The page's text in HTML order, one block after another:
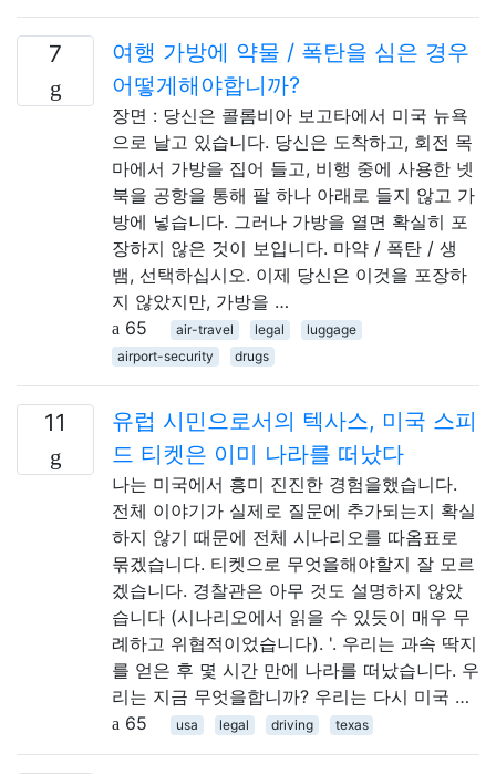
7
여행 가방에 약물 / 폭탄을 심은 경우
어떻게해야합니까?
장면 : 당신은 콜롬비아 보고타에서 미국 뉴욕
으로 날고 있습니다. 당신은 도착하고, 회전 목
마에서 가방을 집어 들고, 비행 중에 사용한 넷
북을 공항을 통해 팔 하나 아래로 들지 않고 가
방에 넣습니다. 그러나 가방을 열면 확실히 포
장하지 않은 것이 보입니다. 마약 / 폭탄 / 생
뱀, 선택하십시오. 이제 당신은 이것을 포장하
지 않았지만, 가방을 …
65
air-travel legal
luggage
airport-security
drugs
11
유럽 ​​시민으로서의 텍사스, 미국 스피
드 티켓은 이미 나라를 떠났다
나는 미국에서 흥미 진진한 경험을했습니다.
전체 이야기가 실제로 질문에 추가되는지 확실
하지 않기 때문에 전체 시나리오를 따옴표로
묶겠습니다. 티켓으로 무엇을해야할지 잘 모르
겠습니다. 경찰관은 아무 것도 설명하지 않았
습니다 (시나리오에서 읽을 수 있듯이 매우 무
례하고 위협적이었습니다). '. 우리는 과속 딱지
를 얻은 후 몇 시간 만에 나라를 떠났습니다. 우
리는 지금 무엇을합니까? 우리는 다시 미국 …
65
usa legal driving texas